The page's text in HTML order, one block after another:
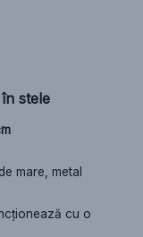
stele
mare, metal
cu o